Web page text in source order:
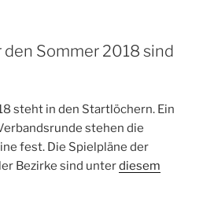
Sommer 2018 sind
steht in den Startlöchern. Ein
stehen die
fest. Die Spielpläne der
Bezirke sind unterdiesem